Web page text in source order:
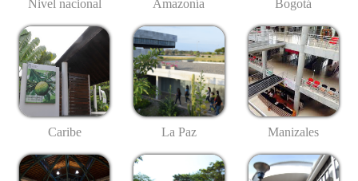
Nivel nacional Amazonía Bogotá
Caribe La Paz Manizales